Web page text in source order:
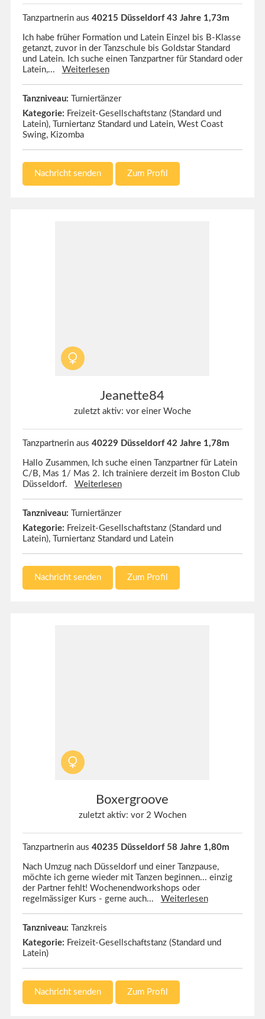
Tanzpartnerin aus 40215 Düsseldorf 43 Jahre 1,73m
Ich habe früher Formation und Latein Einzel bis B-Klasse
getanzt, zuvor in der Tanzschule bis Goldstar Standard
und Latein. Ich suche einen Tanzpartner für Standard oder
Latein,... Weiterlesen
Tanzniveau:
Turniertänzer
Kategorie: Freizeit-Gesellschaftstanz (Standard und
Latein), Turniertanz Standard und Latein, West Coast
Swing, Kizomba
Nachricht senden Zum Profil
Jeanette84
zuletzt aktiv: vor einer Woche
Tanzpartnerin aus 40229 Düsseldorf 42 Jahre 1,78m
Hallo Zusammen, Ich suche einen Tanzpartner für Latein
C/B, Mas 1/ Mas 2. Ich trainiere derzeit im Boston Club
Düsseldorf. Weiterlesen
Tanzniveau:
Turniertänzer
Kategorie: Freizeit-Gesellschaftstanz (Standard und
Latein), Turniertanz Standard und Latein
Nachricht senden Zum Profil
Boxergroove
zuletzt aktiv: vor 2 Wochen
Tanzpartnerin aus 40235 Düsseldorf 58 Jahre 1,80m
Nach Umzug nach Düsseldorf und einer Tanzpause,
möchte ich gerne wieder mit Tanzen beginnen... einzig
der Partner fehlt! Wochenendworkshops oder
regelmässiger Kurs - gerne auch... Weiterlesen
Tanzniveau:
Tanzkreis
Kategorie: Freizeit-Gesellschaftstanz (Standard und
Latein)
Nachricht senden Zum Profil